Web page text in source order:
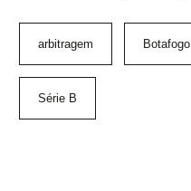
arbitragem Botafogo
Série B